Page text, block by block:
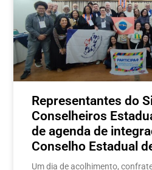
Representantes do
Conselheiros
de agenda de
Conselho Estadual
Um dia de acolhimento,